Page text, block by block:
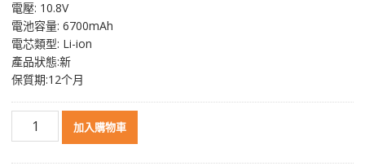
電壓: 10.8V
電池容量: 6700mAh
電芯類型: Li-ion
產品狀態:新
保質期:12个月
加入購物車